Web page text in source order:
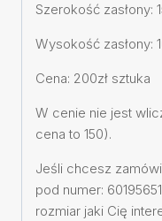
Szerokość zasłony:
Wysokość zasłony:
Cena: 200zł sztuka
W cenie nie jest
cena to 150).
Jeśli chcesz
pod numer:
rozmiar jaki Cię